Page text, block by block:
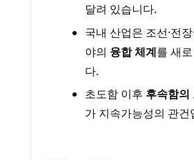
달려 있습니다.
국내 산업은 조선·전
야의 융합 체계를 새
다.
초도함 이후 후속함의
가 지속가능성의 관건